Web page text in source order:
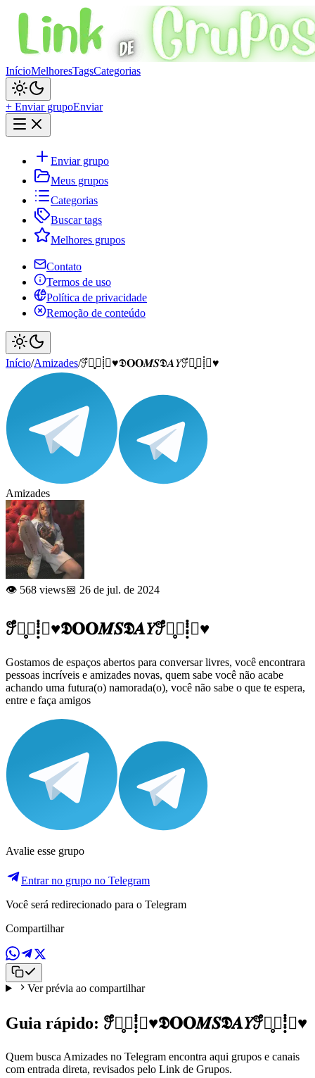
InícioMelhoresTagsCategorias
+ Enviar grupoEnviar
Enviar grupo
Meus grupos
Categorias
Buscar tags
Melhores grupos
Contato
Termos de uso
Política de privacidade
Remoção de conteúdo
Início/Amizades/𖥨ํ∘̥⃟⸽⃟♥️𝕯𝐎𝐎𝑴𝑺𝕯𝜜𝑌𖥨ํ∘̥⃟⸽⃟♥️
Amizades
👁️ 568 views📅 26 de jul. de 2024
𖥨ํ∘̥⃟⸽⃟♥️𝕯𝐎𝐎𝑴𝑺𝕯𝜜𝑌𖥨ํ∘̥⃟⸽⃟♥️
Gostamos de espaços abertos para conversar livres, você encontrara
pessoas incríveis e amizades novas, quem sabe você não acabe
achando uma futura(o) namorada(o), você não sabe o que te espera,
entre e faça amigos
Avalie esse grupo
Entrar no grupo no Telegram
Você será redirecionado para o Telegram
Compartilhar
Ver prévia ao compartilhar
Guia rápido: 𖥨ํ∘̥⃟⸽⃟♥️𝕯𝐎𝐎𝑴𝑺𝕯𝜜𝑌𖥨ํ∘̥⃟⸽⃟♥️
Quem busca Amizades no Telegram encontra aqui grupos e canais
com entrada direta, revisados pelo Link de Grupos.